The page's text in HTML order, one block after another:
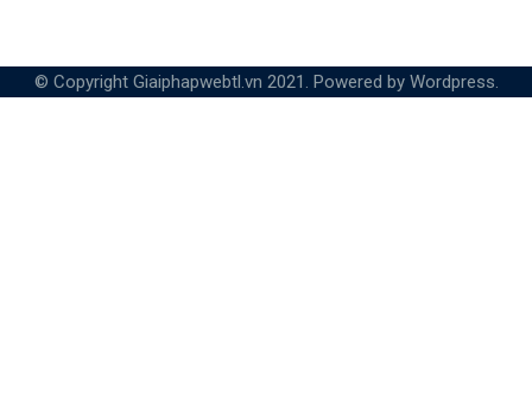
© Copyright Giaiphapwebtl.vn 2021. Powered by Wordpress.